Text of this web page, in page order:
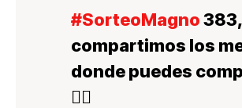
#SorteoMagno
compartimos los
donde puedes
👇🏿